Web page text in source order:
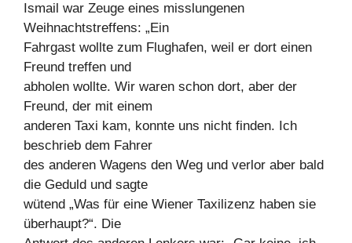
Ismail war Zeuge eines misslungenen
Weihnachtstreffens: „Ein
Fahrgast wollte zum Flughafen, weil er dort einen
Freund treffen und
abholen wollte. Wir waren schon dort, aber der
Freund, der mit einem
anderen Taxi kam, konnte uns nicht finden. Ich
beschrieb dem Fahrer
des anderen Wagens den Weg und verlor aber bald
die Geduld und sagte
wütend „Was für eine Wiener Taxilizenz haben sie
überhaupt?“. Die